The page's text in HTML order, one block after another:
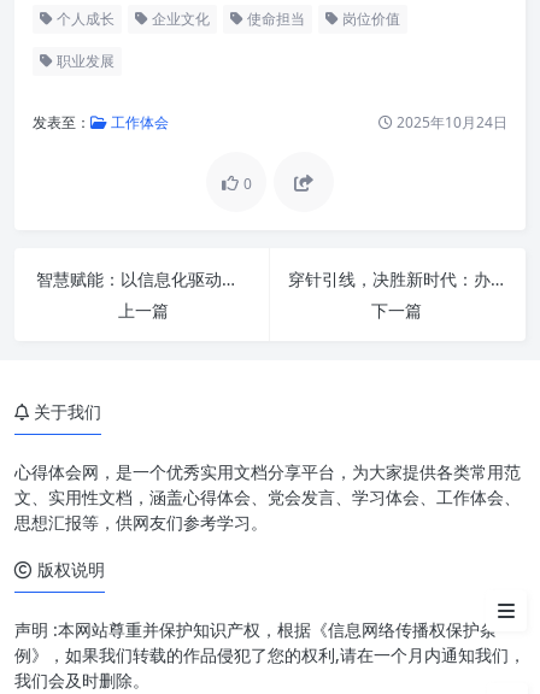
个人成长 企业文化 使命担当 岗位价值
职业发展
发表至： 工作体会 2025年10月24日
0
智慧赋能：以信息化驱动办公厅工作现代化，实现主动作为与服务大局
上一篇
穿针引线，决胜新时代：办公室工作紧扭“三根针”的高效秘籍
下一篇
个人成长与组织发展的双赢局面
关于我们
心得体会网，是一个优秀实用文档分享平台，为大家提供各类常用范
文、实用性文档，涵盖心得体会、党会发言、学习体会、工作体会、
思想汇报等，供网友们参考学习。
版权说明
声明 :本网站尊重并保护知识产权，根据《信息网络传播权保护条
例》，如果我们转载的作品侵犯了您的权利,请在一个月内通知我们，
我们会及时删除。